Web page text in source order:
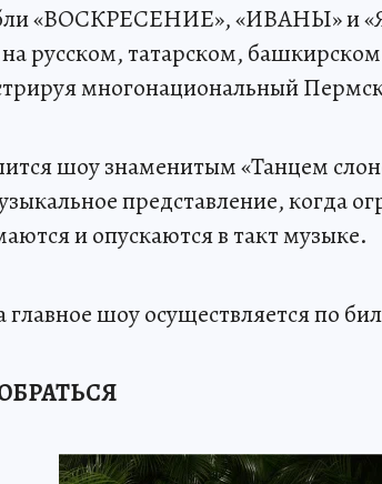
«ВОСКРЕСЕНИЕ», «ИВАНЫ» и
русском, татарском,
многонациональный
шоу знаменитым «Танцем
представление, когда
и опускаются в такт музыке.
главное шоу осуществляется по